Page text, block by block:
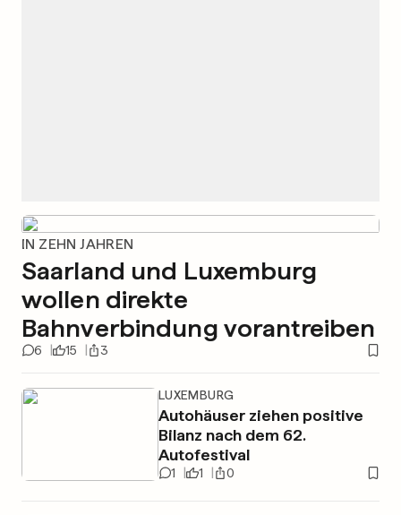
IN ZEHN JAHREN
Saarland und Luxemburg
wollen direkte
Bahnverbindung vorantreiben
6 15 3
LUXEMBURG
Autohäuser ziehen positive
Bilanz nach dem 62.
Autofestival
1 1 0